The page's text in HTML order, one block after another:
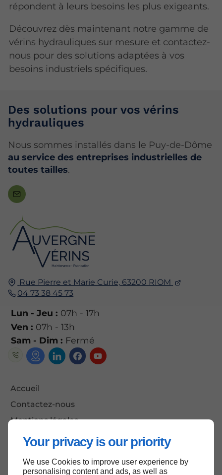
Your privacy is our priority
We use Cookies to improve user experience by
personalising content and ads, as well as
répondent à leurs besoins les plus exigeants.
Découvrez dès maintenant notre gamme de
vérins hydrauliques sur mesure et contactez-
nous pour des solutions adaptées à vos
besoins industriels spécifiques.
Rue Pierre et Marie Curie, 63200 RIOM
04 73 38 45 73
Lun - Jeu : 07h - 17h
Ven : 07h - 13h
Sam - Dim : Fermé
Accueil
Contactez-nous
Mentions légales
Plan du site
Des solutions pour vos vérins
hydrauliques
Nous sommes installés dans le Puy-de-Dôme
au service des entreprises industrielles de
toutes tailles.
Haut de page